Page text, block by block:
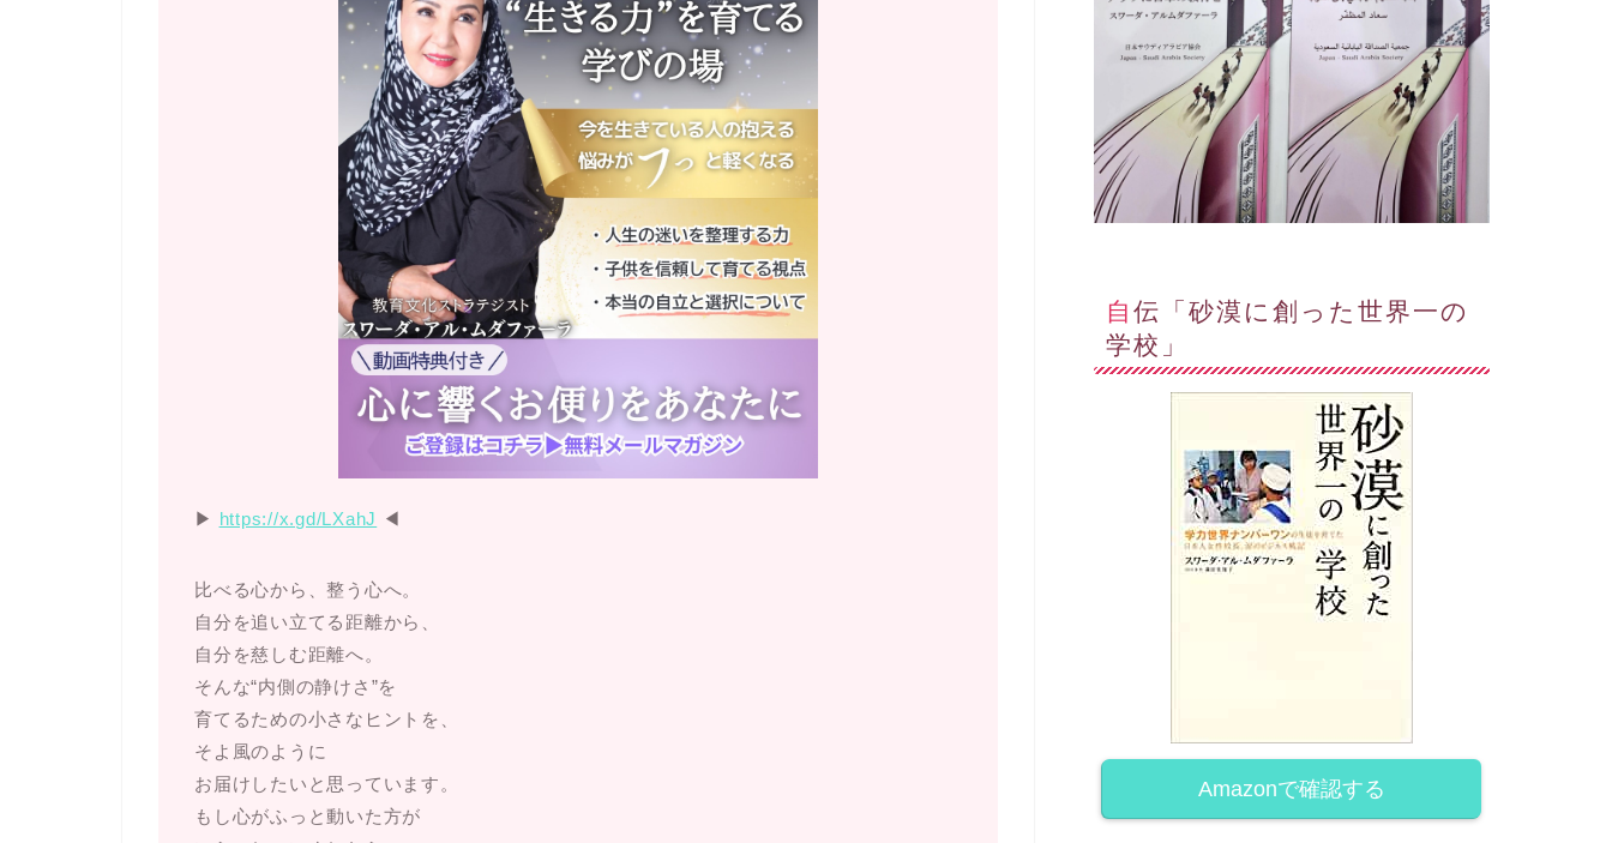
▶︎ https://x.gd/LXahJ ◀︎
比べる心から、整う心へ。
自分を追い立てる距離から、
自分を慈しむ距離へ。
そんな“内側の静けさ”を
育てるための小さなヒントを、
そよ風のように
お届けしたいと思っています。
もし心がふっと動いた方が
自伝「砂漠に創った世界一の
学校」
Amazonで確認する